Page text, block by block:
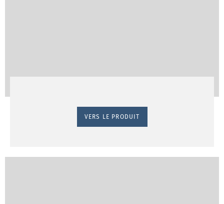
VERS LE PRODUIT